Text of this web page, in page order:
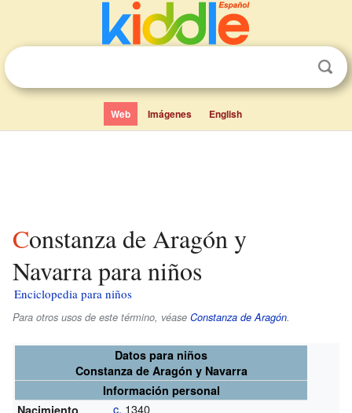
Web Imágenes English
Constanza de Aragón y
Navarra para niños
Enciclopedia para niños
Para otros usos de este término, véase Constanza de Aragón.
Datos para niños
Constanza de Aragón y Navarra
Información personal
c. 1340